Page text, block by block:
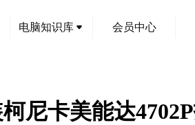
电脑知识库 会员中心
尼卡美能达